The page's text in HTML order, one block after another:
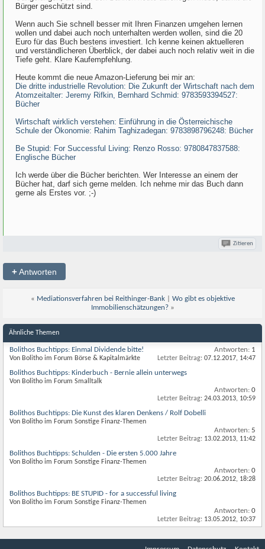
Bürger geschützt sind.
Wenn auch Sie schnell besser mit Ihren Finanzen umgehen lernen
wollen und dabei auch noch unterhalten werden wollen, sind die 20
Euro für das Buch bestens investiert. Ich kenne keinen aktuelleren
und verständlicheren Überblick, der dabei auch noch relativ weit in die
Tiefe geht. Klare Kaufempfehlung.
Heute kommt die neue Amazon-Lieferung bei mir an:
Die dritte industrielle Revolution: Die Zukunft der Wirtschaft nach dem
Atomzeitalter: Jeremy Rifkin, Bernhard Schmid: 9783593394527:
Bücher
Wirtschaft wirklich verstehen: Einführung in die Österreichische
Schule der Ökonomie: Rahim Taghizadegan: 9783898796248: Bücher
Be Stupid: For Successful Living: Renzo Rosso: 9780847837588:
Englische Bücher
Ich werde über die Bücher berichten. Wer Interesse an einem der
Bücher hat, darf sich gerne melden. Ich nehme mir das Buch dann
gerne als Erstes vor. ;-)
Zitieren
+Antworten
« Mediationsverfahren bei Reithinger-Bank| Wo gibt es objektive
Immobilienschätzungen? »
Ähnliche Themen
Bolithos Buchtipps: Einmal Dividende bitte!
Von Bolitho im Forum Börse & Kapitalmärkte
Antworten: 1
Letzter Beitrag: 07.12.2017, 14:47
Bolithos Buchtipps: Kinderbuch - Bernie allein unterwegs
Von Bolitho im Forum Smalltalk
Antworten: 0
Letzter Beitrag: 24.03.2013, 10:59
Bolithos Buchtipps: Die Kunst des klaren Denkens / Rolf Dobelli
Von Bolitho im Forum Sonstige Finanz-Themen
Antworten: 5
Letzter Beitrag: 13.02.2013, 11:42
Bolithos Buchtipps: Schulden - Die ersten 5.000 Jahre
Von Bolitho im Forum Sonstige Finanz-Themen
Antworten: 0
Letzter Beitrag: 20.06.2012, 18:28
Bolithos Buchtipps: BE STUPID - for a successful living
Von Bolitho im Forum Sonstige Finanz-Themen
Antworten: 0
Letzter Beitrag: 13.05.2012, 10:37